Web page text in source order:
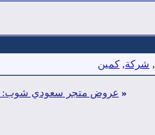
, شركة,كمين
« عروض متجر سعودي شوب: